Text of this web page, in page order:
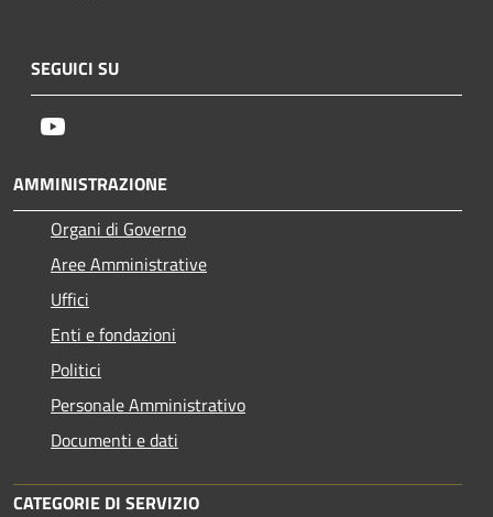
SEGUICI SU
AMMINISTRAZIONE
Organi di Governo
Aree Amministrative
Uffici
Enti e fondazioni
Politici
Personale Amministrativo
Documenti e dati
CATEGORIE DI SERVIZIO